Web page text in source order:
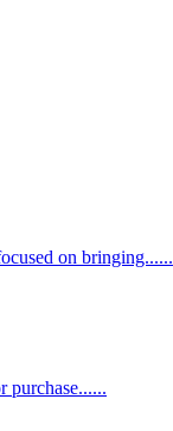
on bringing......
purchase......